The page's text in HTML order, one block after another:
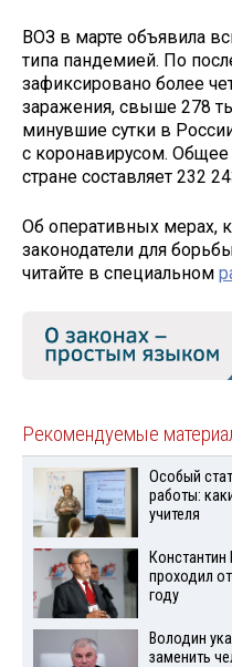
ВОЗ в марте объявила
типа пандемией. По
зафиксировано более
заражения, свыше 278
минувшие сутки в
с коронавирусом.
стране составляет 232
Об оперативных мерах,
законодатели для
читайте в специальном
Рекомендуемые
Особый
работы:
учителя
Константин
проходил
году
Володин
заменить